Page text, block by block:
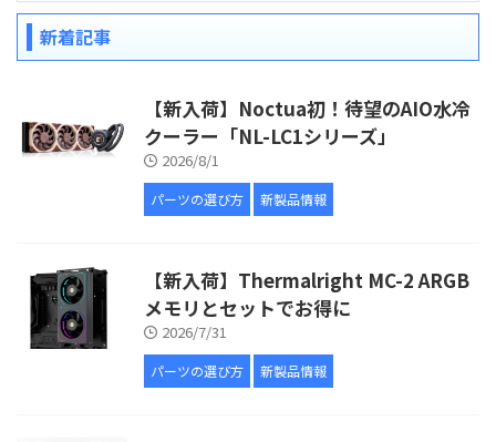
新着記事
【新入荷】Noctua初！待望のAIO水冷
クーラー「NL-LC1シリーズ」
2026/8/1
パーツの選び方 新製品情報
【新入荷】Thermalright MC-2 ARGB
メモリとセットでお得に
2026/7/31
パーツの選び方 新製品情報